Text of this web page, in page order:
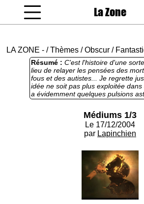
La Zone
LA ZONE - /Thèmes /Obscur /
Résumé : C'est l'histoire d'une
lieu de relayer les pensées des
fous et des autistes... Je regrette
idée ne soit pas plus exploitée
a évidemment quelques pulsions
là, c'est du Lapinchien quand
reste non seulement accessible,
écrit. Le deux arrive bientôt...
Médiums 1/3
Le 17/12/2004
par Lapinchien